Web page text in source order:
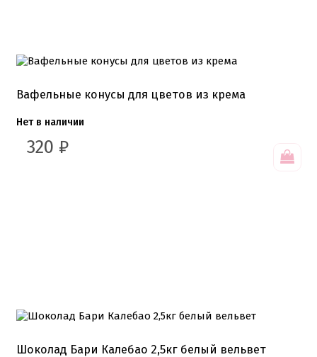
Вафельные конусы для цветов из крема
Нет в наличии
320 ₽
Шоколад Бари Калебао 2,5кг белый вельвет